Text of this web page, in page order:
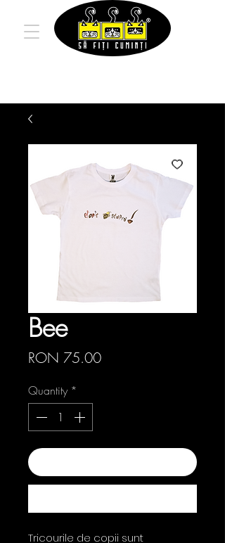
Bee
RON 75.00Price
Quantity *
Tricourile de copii sunt